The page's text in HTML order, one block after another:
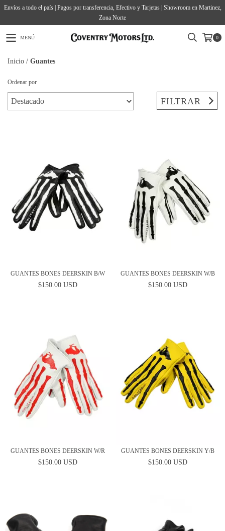
Envíos a todo el país | Pagos por transferencia, Efectivo y Tarjetas | Showroom en Martinez,
Zona Norte
MENÚ 0
Inicio / Guantes
Ordenar por
FILTRAR
GUANTES BONES DEERSKIN B/W
$150.00 USD
GUANTES BONES DEERSKIN W/B
$150.00 USD
GUANTES BONES DEERSKIN W/R
$150.00 USD
GUANTES BONES DEERSKIN Y/B
$150.00 USD